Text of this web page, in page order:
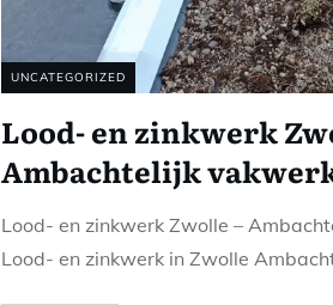
UNCATEGORIZED
Lood- en zinkwerk
Ambachtelijk
Lood- en zinkwerk Zwolle –
Lood- en zinkwerk in Zwolle